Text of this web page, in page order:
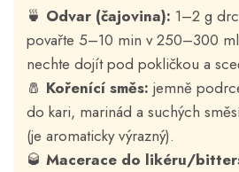
🍵 Odvar (čajovina): 1–2 g
povařte 5–10 min v 250–300
nechte dojít pod pokličkou a
🧂 Kořenící směs: jemně
do kari, marinád a suchých
(je aromaticky výrazný).
🥃 Macerace do likéru/